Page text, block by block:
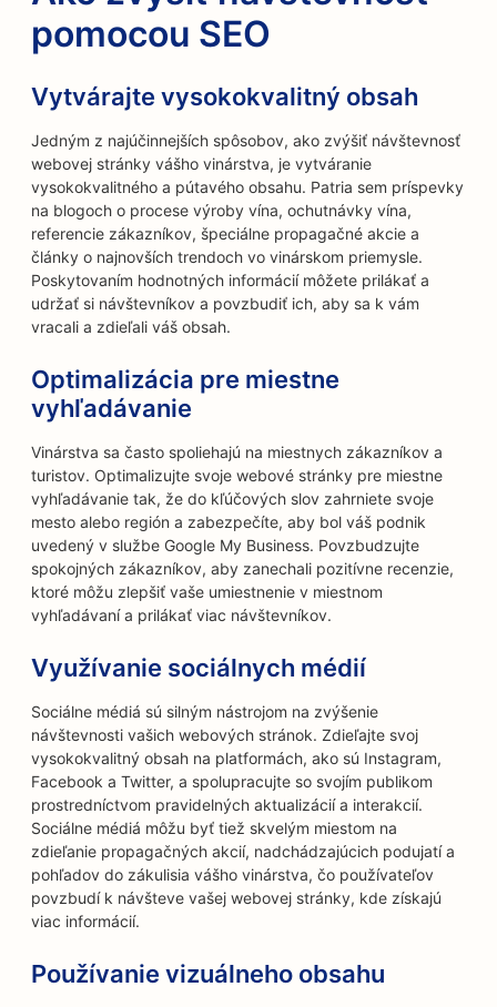
pomocou SEO
Vytvárajte vysokokvalitný obsah
Jedným z najúčinnejších spôsobov, ako zvýšiť návštevnosť
webovej stránky vášho vinárstva, je vytváranie
vysokokvalitného a pútavého obsahu. Patria sem príspevky
na blogoch o procese výroby vína, ochutnávky vína,
referencie zákazníkov, špeciálne propagačné akcie a
články o najnovších trendoch vo vinárskom priemysle.
Poskytovaním hodnotných informácií môžete prilákať a
udržať si návštevníkov a povzbudiť ich, aby sa k vám
vracali a zdieľali váš obsah.
Optimalizácia pre miestne
vyhľadávanie
Vinárstva sa často spoliehajú na miestnych zákazníkov a
turistov. Optimalizujte svoje webové stránky pre miestne
vyhľadávanie tak, že do kľúčových slov zahrniete svoje
mesto alebo región a zabezpečíte, aby bol váš podnik
uvedený v službe Google My Business. Povzbudzujte
spokojných zákazníkov, aby zanechali pozitívne recenzie,
ktoré môžu zlepšiť vaše umiestnenie v miestnom
vyhľadávaní a prilákať viac návštevníkov.
Využívanie sociálnych médií
Sociálne médiá sú silným nástrojom na zvýšenie
návštevnosti vašich webových stránok. Zdieľajte svoj
vysokokvalitný obsah na platformách, ako sú Instagram,
Facebook a Twitter, a spolupracujte so svojím publikom
prostredníctvom pravidelných aktualizácií a interakcií.
Sociálne médiá môžu byť tiež skvelým miestom na
zdieľanie propagačných akcií, nadchádzajúcich podujatí a
pohľadov do zákulisia vášho vinárstva, čo používateľov
povzbudí k návšteve vašej webovej stránky, kde získajú
viac informácií.
Používanie vizuálneho obsahu